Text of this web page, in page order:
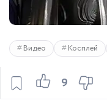
9
Видео Косплей